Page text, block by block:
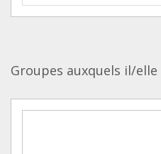
Groupes auxquels il/